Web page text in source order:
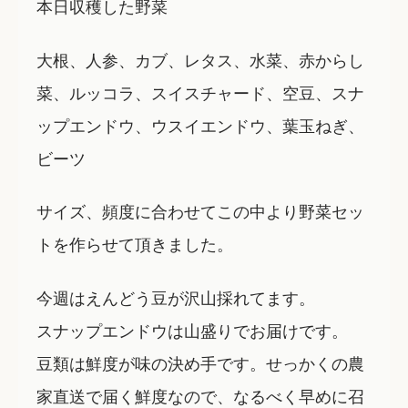
本日収穫した野菜
大根、人参、カブ、レタス、水菜、赤からし
菜、ルッコラ、スイスチャード、空豆、スナ
ップエンドウ、ウスイエンドウ、葉玉ねぎ、
ビーツ
サイズ、頻度に合わせてこの中より野菜セッ
トを作らせて頂きました。
今週はえんどう豆が沢山採れてます。
スナップエンドウは山盛りでお届けです。
豆類は鮮度が味の決め手です。せっかくの農
家直送で届く鮮度なので、なるべく早めに召